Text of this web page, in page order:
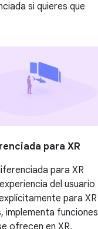
si quieres que
para XR
para XR
del usuario
para XR
implementa funciones